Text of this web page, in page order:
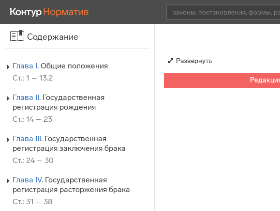
Содержание
Глава I. Общие положения
Ст.: 1 – 13.2
Глава II. Государственная
регистрация рождения
Ст.: 14 – 23
Глава III. Государственная
регистрация заключения брака
Ст.: 24 – 30
Глава IV. Государственная
регистрация расторжения брака
Ст.: 31 – 38
Развернуть